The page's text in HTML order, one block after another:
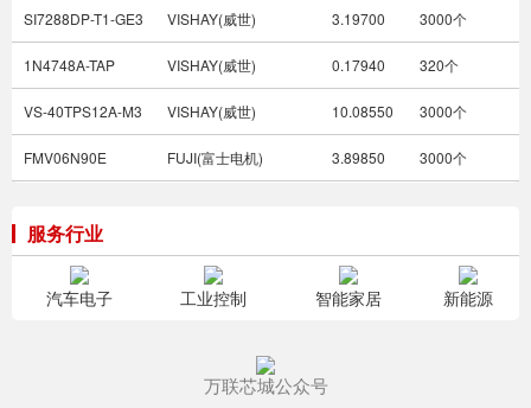
SI7288DP-T1-GE3 VISHAY(威世) 3.19700 3000个
1N4748A-TAP VISHAY(威世) 0.17940 320个
VS-40TPS12A-M3 VISHAY(威世) 10.08550 3000个
FMV06N90E FUJI(富士电机) 3.89850 3000个
1N4752A-TAP VISHAY(威世) 0.17940 50000个
VISHAY(威世)
服务行业
汽车电子 工业控制 智能家居 新能源
万联芯城公众号